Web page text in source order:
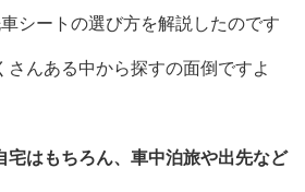
シートの選び方を解説したのです
さんある中から探すの面倒ですよ
宅はもちろん、車中泊旅や出先など